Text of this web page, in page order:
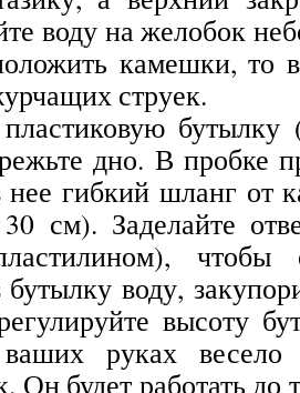
воду на желобок
камешки, то
струек.
дно. В пробке
нее гибкий шланг от
см). Заделайте
чтобы
бутылку воду,
высоту
руках весело
Он будет работать до